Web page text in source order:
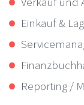
Einkauf &
Reporting /